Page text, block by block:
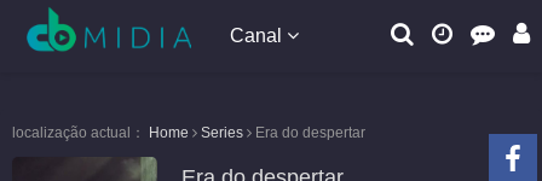
Canal
localização actual： Home Series Era do despertar